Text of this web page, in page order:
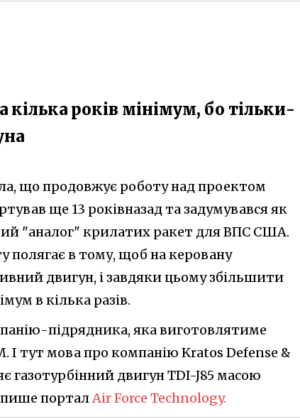
кілька років мінімум, бо тільки-
що продовжує роботу над проектом
ще 13 роківназад та задумувався як
"аналог" крилатих ракет для ВПС США.
полягає в тому, щоб на керовану
двигун, і завдяки цьому збільшити
в кілька разів.
підрядника, яка виготовлятиме
І тут мова про компанію Kratos Defense &
газотурбінний двигун TDI-J85 масою
пише портал Air Force Technology.